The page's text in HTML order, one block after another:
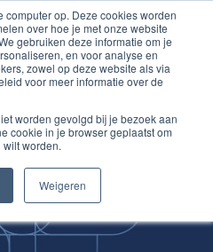
computer op. Deze cookies worden
over hoe je met onze website
gebruiken deze informatie om je
en voor analyse en
zowel op deze website als via
voor meer informatie over de
worden gevolgd bij je bezoek aan
cookie in je browser geplaatst om
worden.
Weigeren
Inloggen account